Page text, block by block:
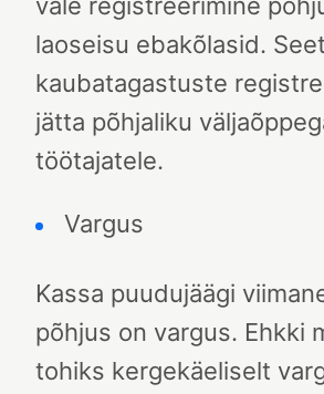
laoseisu ebakõlasid.
kaubatagastuste
jätta põhjaliku
töötajatele.
Vargus
Kassa puudujäägi
põhjus on vargus. Ehkki
tohiks kergekäeliselt